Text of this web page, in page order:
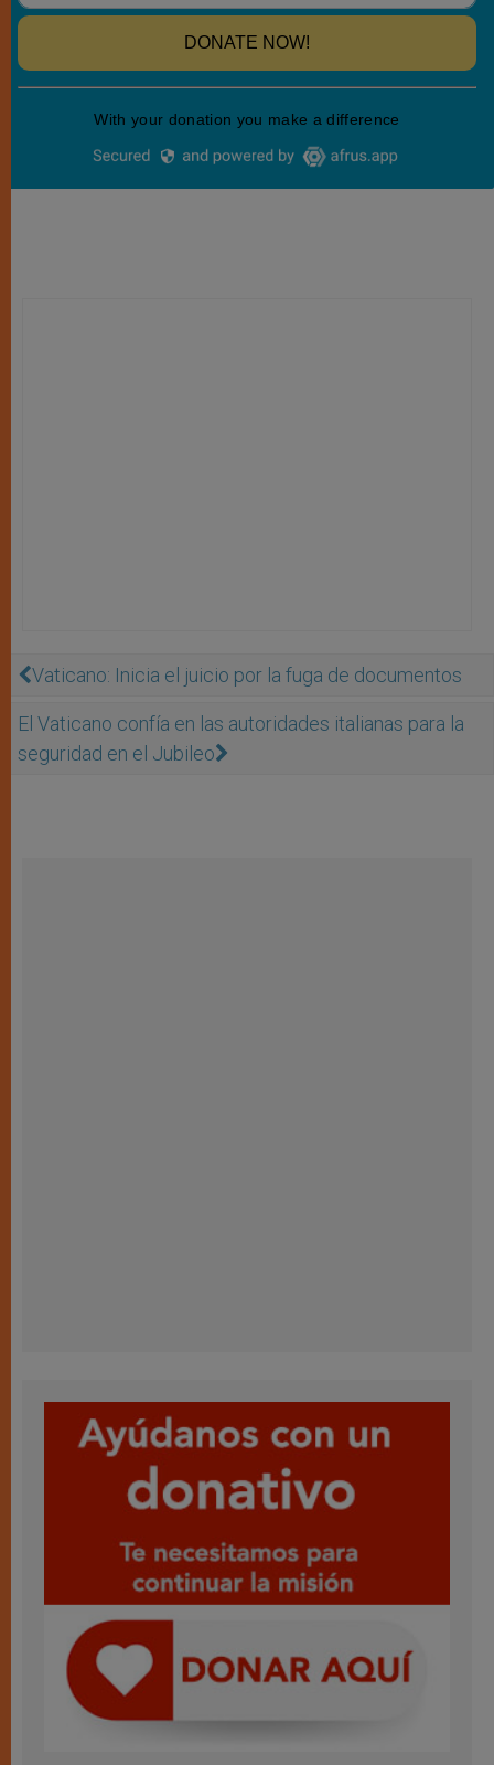
Vaticano: Inicia el juicio por la fuga de documentos
El Vaticano confía en las autoridades italianas para la
seguridad en el Jubileo